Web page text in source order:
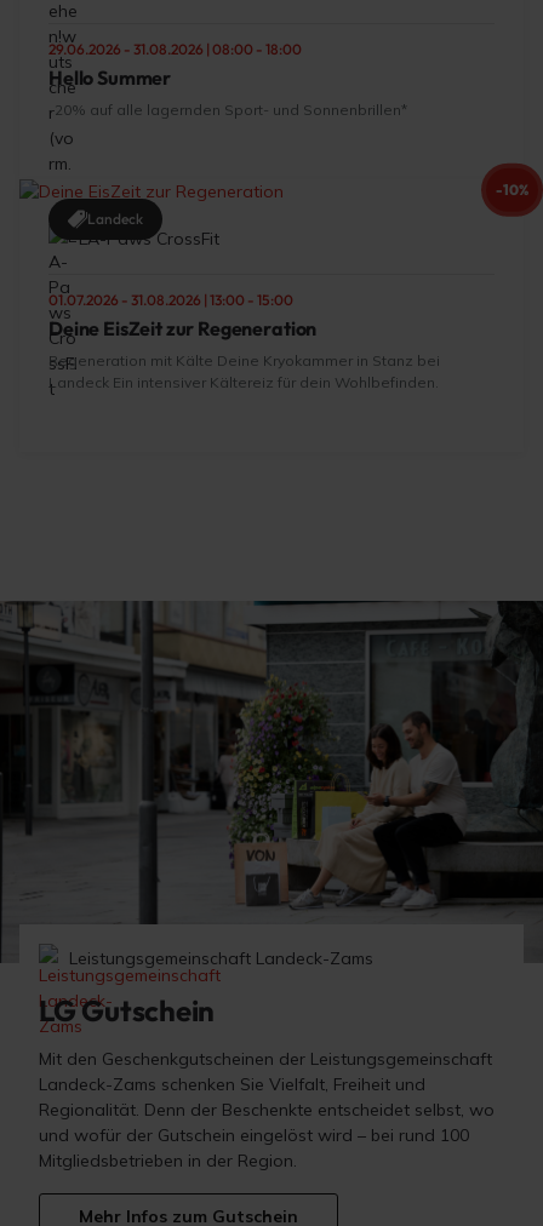
29.06.2026 - 31.08.2026 | 08:00 - 18:00
Hello Summer
-20% auf alle lagernden Sport- und Sonnenbrillen*
LA-Paws CrossFit
01.07.2026 - 31.08.2026 | 13:00 - 15:00
Deine EisZeit zur Regeneration
Regeneration mit Kälte Deine Kryokammer in Stanz bei
Landeck Ein intensiver Kältereiz für dein Wohlbefinden.
Landeck
-10%
Leistungsgemeinschaft Landeck-Zams
LG Gutschein
Mit den Geschenkgutscheinen der Leistungsgemeinschaft
Landeck-Zams schenken Sie Vielfalt, Freiheit und
Regionalität. Denn der Beschenkte entscheidet selbst, wo
und wofür der Gutschein eingelöst wird – bei rund 100
Mitgliedsbetrieben in der Region.
Mehr Infos zum Gutschein